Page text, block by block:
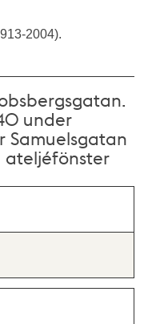
2004).
under
Samuelsgatan
ateljéfönster